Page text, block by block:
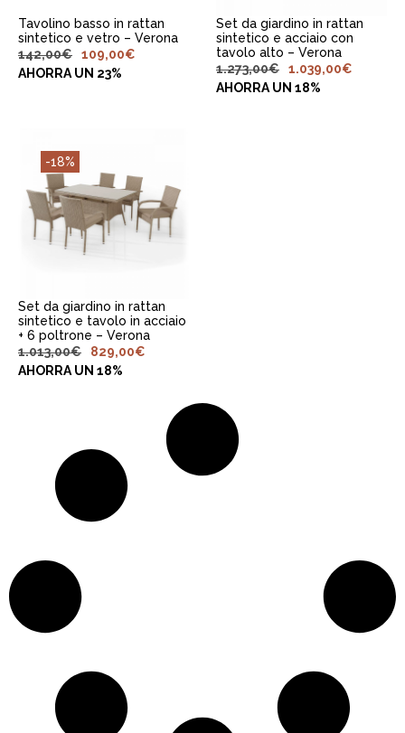
Tavolino basso in rattan
sintetico e vetro – Verona
142,00€ 109,00€
AHORRA UN 23%
Set da giardino in rattan
sintetico e acciaio con
tavolo alto – Verona
1.273,00€ 1.039,00€
AHORRA UN 18%
-18%
AGGIUNGI AL
CARRELLO
Set da giardino in rattan
sintetico e tavolo in acciaio
+ 6 poltrone – Verona
1.013,00€ 829,00€
AHORRA UN 18%